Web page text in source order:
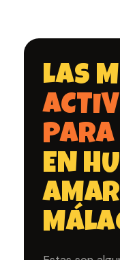
LAS
PARA
EN